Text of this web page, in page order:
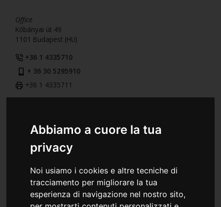
Abbiamo a cuore la tua
privacy
Noi usiamo i cookies e altre tecniche di
tracciamento per migliorare la tua
esperienza di navigazione nel nostro sito,
Office
Kőbányai út 49
1101 Budapest (HU)
+36 1 4335710
+ 36 30 5295910
+36 1 4335711
Romania
Colorprint Romania S.R.L.
Warehouse and Office
Str. Budvar, 41
Jud. Harghita
535600 Odorheiu Secuiesc (RO)